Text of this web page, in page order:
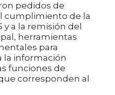
pedidos de
cumplimiento de la
y a la remisión del
herramientas
para
la información
funciones de
corresponden al